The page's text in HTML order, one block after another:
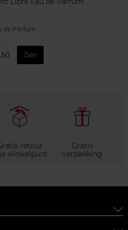
de Parfum
Zien
retour
winkelpunt
Gratis
verpakking